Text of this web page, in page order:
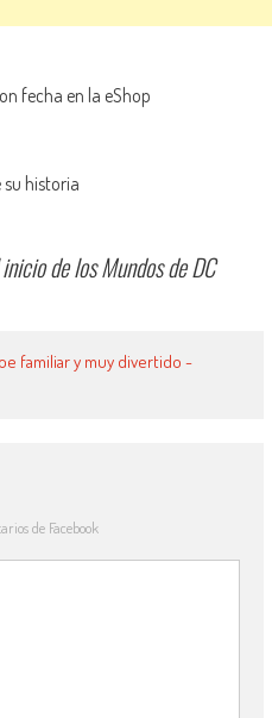
fecha en la eShop
su historia
de los Mundos de DC
familiar y muy divertido -
de Facebook